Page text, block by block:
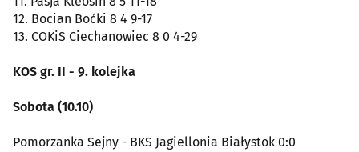
12. Bocian Boćki 8 4 9-17
13. COKiS Ciechanowiec 8 0 4-29
KOS gr. II - 9. kolejka
Sobota (10.10)
Pomorzanka Sejny - BKS Jagiellonia Białystok 0:0